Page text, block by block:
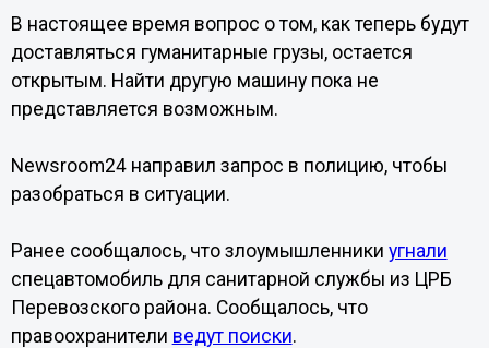
В настоящее время вопрос о том, как теперь будут
доставляться гуманитарные грузы, остается
открытым. Найти другую машину пока не
представляется возможным.
Newsroom24 направил запрос в полицию, чтобы
разобраться в ситуации.
Ранее сообщалось, что злоумышленники угнали
спецавтомобиль для санитарной службы из ЦРБ
Перевозского района. Сообщалось, что
правоохранители ведут поиски.